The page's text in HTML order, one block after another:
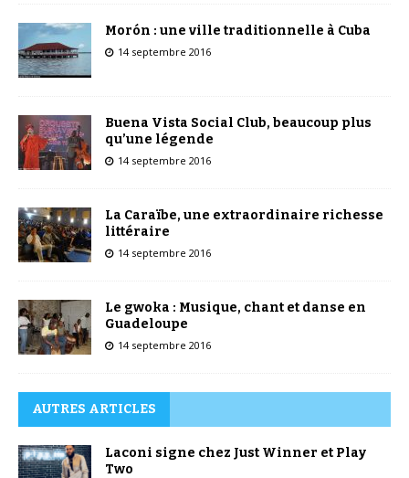
Morón : une ville traditionnelle à Cuba
14 septembre 2016
Buena Vista Social Club, beaucoup plus
qu’une légende
14 septembre 2016
La Caraïbe, une extraordinaire richesse
littéraire
14 septembre 2016
Le gwoka : Musique, chant et danse en
Guadeloupe
14 septembre 2016
AUTRES ARTICLES
Laconi signe chez Just Winner et Play
Two